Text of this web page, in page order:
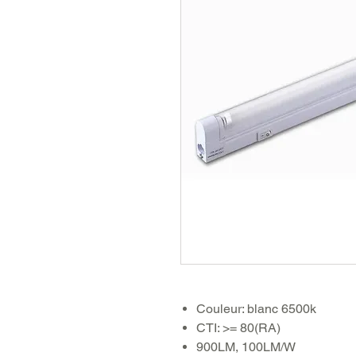
Couleur: blanc 6500k
CTI: >= 80(RA)
900LM, 100LM/W